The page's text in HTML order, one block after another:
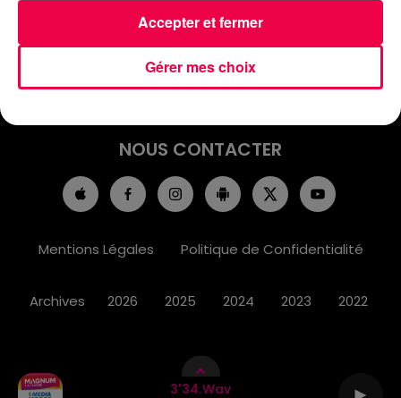
3'34.wav
INFOS
EMISSIONS
JEUX
PODCASTS
NOUS CONTACTER
Mentions Légales Politique de Confidentialité
Archives 2026 2025 2024 2023 2022
Gérer mes choix
Accepter et fermer